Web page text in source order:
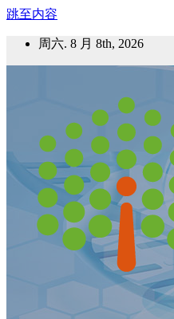
跳至内容
周六. 8 月 8th, 2026